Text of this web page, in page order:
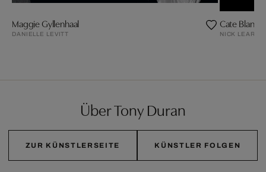
Maggie Gyllenhaal
DANIELLE LEVITT
Cate
NICK LEARY
Über Tony Duran
ZUR KÜNSTLERSEITE KÜNSTLER FOLGEN